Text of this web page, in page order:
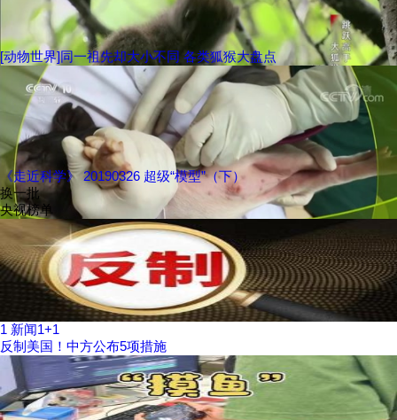
[动物世界]同一祖先却大小不同 各类狐猴大盘点
《走近科学》 20190326 超级“模型”（下）
换一批
央视榜单
1 新闻1+1
反制美国！中方公布5项措施